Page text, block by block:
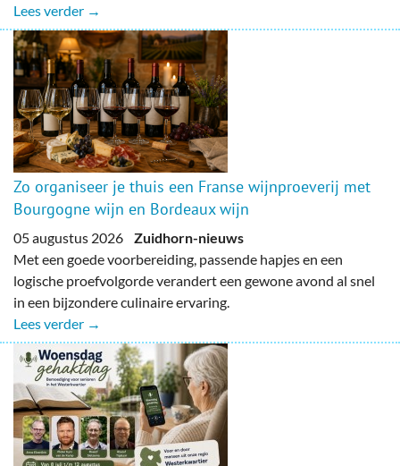
Lees verder →
Zo organiseer je thuis een Franse wijnproeverij met
Bourgogne wijn en Bordeaux wijn
05 augustus 2026 Zuidhorn-nieuws
Met een goede voorbereiding, passende hapjes en een
logische proefvolgorde verandert een gewone avond al snel
in een bijzondere culinaire ervaring.
Lees verder →